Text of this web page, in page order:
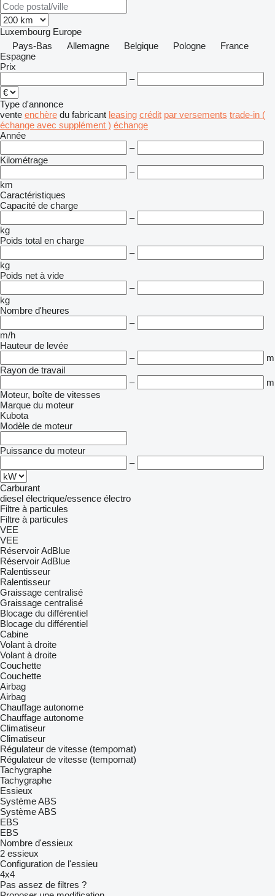
Luxembourg Europe
Pays-Bas
Allemagne Belgique Pologne
France
Espagne
Prix
–
Type d'annonce
vente enchère du fabricant leasing crédit par versements trade-in (
échange avec supplément ) échange
Année
–
Kilométrage
–
km
Caractéristiques
Capacité de charge
–
kg
Poids total en charge
–
kg
Poids net à vide
–
kg
Nombre d'heures
–
m/h
Hauteur de levée
–
m
Rayon de travail
–
m
Moteur, boîte de vitesses
Marque du moteur
Kubota
Modèle de moteur
Puissance du moteur
–
Carburant
diesel électrique/essence électro
Filtre à particules
Filtre à particules
VEE
VEE
Réservoir AdBlue
Réservoir AdBlue
Ralentisseur
Ralentisseur
Graissage centralisé
Graissage centralisé
Blocage du différentiel
Blocage du différentiel
Cabine
Volant à droite
Volant à droite
Couchette
Couchette
Airbag
Airbag
Chauffage autonome
Chauffage autonome
Climatiseur
Climatiseur
Régulateur de vitesse (tempomat)
Régulateur de vitesse (tempomat)
Tachygraphe
Tachygraphe
Essieux
Système ABS
Système ABS
EBS
EBS
Nombre d'essieux
2 essieux
Configuration de l'essieu
4x4
Pas assez de filtres ?